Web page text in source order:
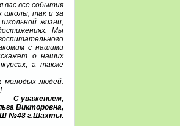
все события
школы, так и за
жизни,
Мы
с нашими
о наших
а также
людей.
С уважением,
Викторовна,
№48 г.Шахты.